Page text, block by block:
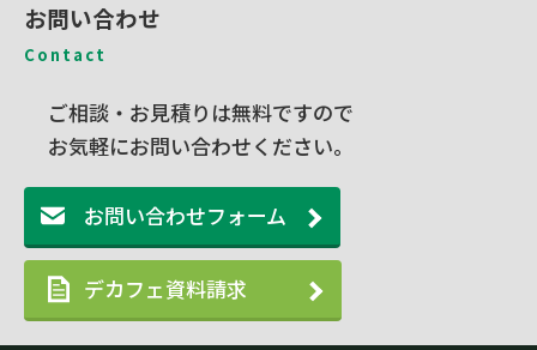
お問い合わせ
Contact
ご相談・お見積りは無料ですので
お気軽にお問い合わせください。
お問い合わせフォーム
デカフェ資料請求